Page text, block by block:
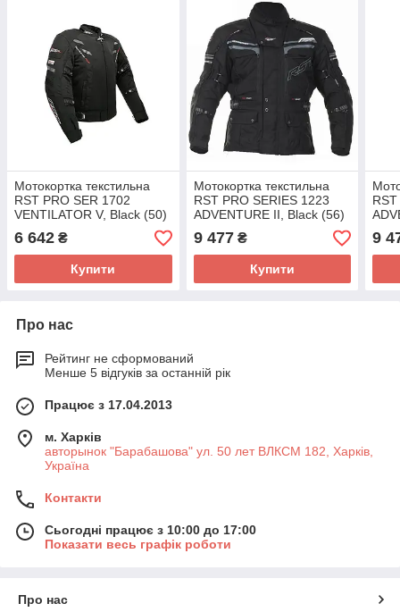
Мотокортка текстильна
RST PRO SER 1702
VENTILATOR V, Black (50)
6 642 ₴
Купити
Мотокортка текстильна
RST PRO SERIES 1223
ADVENTURE II, Black (56)
9 477₴
Купити
9
Про нас
Рейтинг не сформований
Менше 5 відгуків за останній рік
Працює з 17.04.2013
м. Харків
авторынок "Барабашова" ул. 50 лет ВЛКСМ 182, Харків,
Україна
Контакти
Сьогодні працює з 10:00 до 17:00
Показати весь графік роботи
Про нас